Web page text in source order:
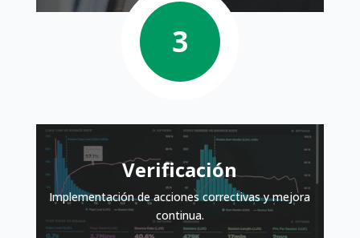
Verificación
Implementación de acciones correctivas y mejora
continua.